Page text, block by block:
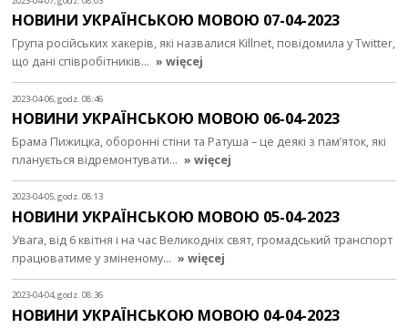
НОВИНИ УКРАЇНСЬКОЮ МОВОЮ 07-04-2023
Група російських хакерів, які назвалися Killnet, повідомила у Twitter,
що дані співробітників… » więcej
2023-04-06, godz. 08:46
НОВИНИ УКРАЇНСЬКОЮ МОВОЮ 06-04-2023
Брама Пижицка, оборонні стіни та Ратуша – це деякі з пам’яток, які
планується відремонтувати… » więcej
2023-04-05, godz. 08:13
НОВИНИ УКРАЇНСЬКОЮ МОВОЮ 05-04-2023
Увага, від 6 квітня і на час Великодніх свят, громадський транспорт
працюватиме у зміненому… » więcej
2023-04-04, godz. 08:36
НОВИНИ УКРАЇНСЬКОЮ МОВОЮ 04-04-2023